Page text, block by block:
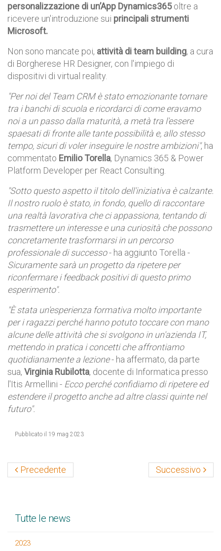
personalizzazione di un’App Dynamics365oltre a
ricevere un'introduzione sui principali strumenti
Microsoft.
Non sono mancate poi, attività di team building, a cura
di Borgherese HR Designer, con l'impiego di
dispositivi di virtual reality.
"Per noi del Team CRM è stato emozionante tornare
tra i banchi di scuola e ricordarci di come eravamo
noi a un passo dalla maturità, a metà tra l'essere
spaesati di fronte alle tante possibilità e, allo stesso
tempo, sicuri di voler inseguire le nostre ambizioni", ha
commentato Emilio Torella, Dynamics 365 & Power
Platform Developer per React Consulting.
"Sotto questo aspetto il titolo dell'iniziativa è calzante.
Il nostro ruolo è stato, in fondo, quello di raccontare
una realtà lavorativa che ci appassiona, tentando di
trasmettere un interesse e una curiosità che possono
concretamente trasformarsi in un percorso
professionale di successo- ha aggiunto Torella -
Sicuramente sarà un progetto da ripetere per
riconfermare i feedback positivi di questo primo
esperimento".
"È stata un'esperienza formativa molto importante
per i ragazzi perché hanno potuto toccare con mano
alcune delle attività che si svolgono in un'azienda IT,
mettendo in pratica i concetti che affrontiamo
quotidianamente a lezione- ha affermato, da parte
sua, Virginia Rubilotta, docente di Informatica presso
l'Itis Armellini - Ecco perché confidiamo di ripetere ed
estendere il progetto anche ad altre classi quinte nel
futuro".
Pubblicato il 19 mag 2023
Precedente Successivo
Tutte le news
2023